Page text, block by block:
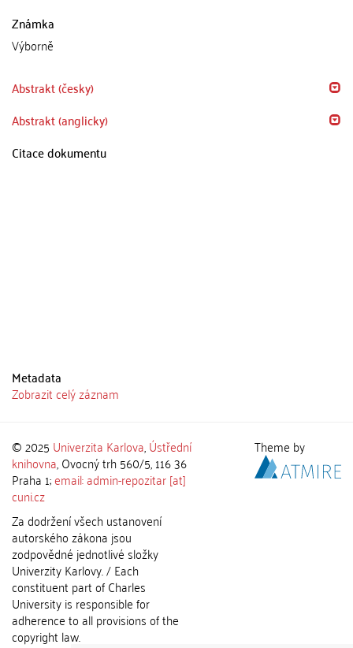
Známka
Výborně
Abstrakt (česky)
Abstrakt (anglicky)
Citace dokumentu
Metadata
Zobrazit celý záznam
© 2025 Univerzita Karlova,Ústřední
knihovna, Ovocný trh 560/5, 116 36
Praha 1;email: admin-repozitar [at]
cuni.cz
Za dodržení všech ustanovení
autorského zákona jsou
zodpovědné jednotlivé složky
Univerzity Karlovy. / Each
constituent part of Charles
University is responsible for
adherence to all provisions of the
copyright law.
Theme by